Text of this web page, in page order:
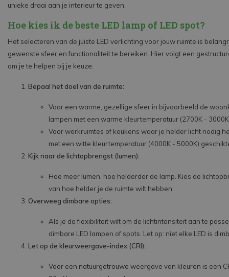
unieke draai aan je interieur te geven.
Hoe kies ik de beste LED lamp of LED spot?
Het selecteren van de juiste LED verlichting voor jouw ruimte is
gewenste sfeer en functionaliteit te bereiken. Hier volgt een
om je te helpen bij je keuze:
Bepaal het doel van de ruimte:
Voor een warme, gezellige sfeer in bijvoorbeeld de
lampen met een warme kleurtemperatuur (2700K -
Voor werkruimtes of keukens waar je helder licht nodig
met een witte kleurtemperatuur (4000K - 5000K)
Kijk naar de lichtopbrengst (lumen):
Hoe meer lumen, hoe helderder de lamp. Kies de
van hoe helder je de ruimte wilt hebben.
Overweeg dimbare opties:
Als je de flexibiliteit wilt om de lichtintensiteit aan te
dimbare LED lampen of spots. Let op: niet elke LED is
Let op de kleurweergave-index (CRI):
Voor een natuurgetrouwe weergave van kleuren is een